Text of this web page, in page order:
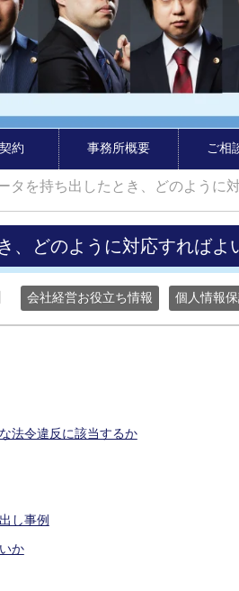
約 事務所概要 ご相
タを持ち出したとき、どのように
、どのように対応すればよ
会社経営お役立ち情報 個人情報
法令違反に該当するか
し事例
か